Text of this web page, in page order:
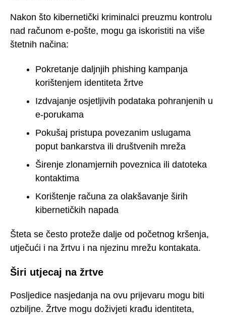
Nakon što kibernetički kriminalci preuzmu kontrolu
nad računom e-pošte, mogu ga iskoristiti na više
štetnih načina:
Pokretanje daljnjih phishing kampanja
korištenjem identiteta žrtve
Izdvajanje osjetljivih podataka pohranjenih u
e-porukama
Pokušaj pristupa povezanim uslugama
poput bankarstva ili društvenih mreža
Širenje zlonamjernih poveznica ili datoteka
kontaktima
Korištenje računa za olakšavanje širih
kibernetičkih napada
Šteta se često proteže dalje od početnog kršenja,
utječući i na žrtvu i na njezinu mrežu kontakata.
Širi utjecaj na žrtve
Posljedice nasjedanja na ovu prijevaru mogu biti
ozbiljne. Žrtve mogu doživjeti krađu identiteta,